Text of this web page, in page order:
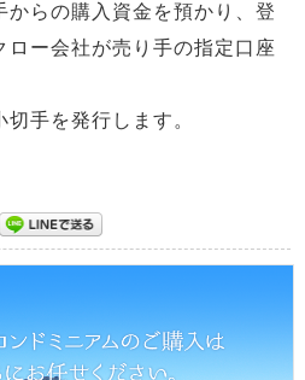
からの購入資金を預かり、登
ロー会社が売り手の指定口座
手を発行します。